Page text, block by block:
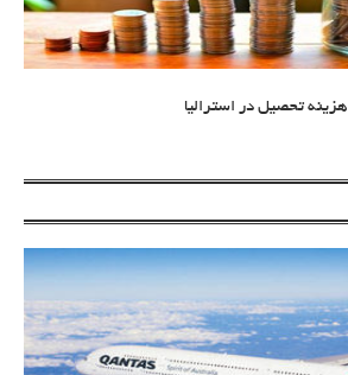
هزینه تحصیل در استرالیا